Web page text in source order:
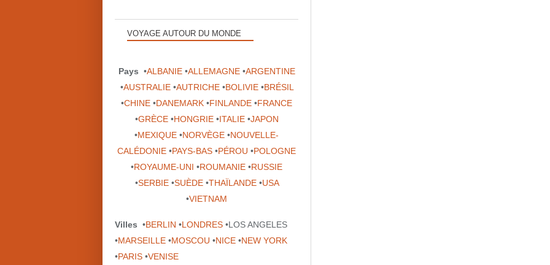
VOYAGE AUTOUR DU MONDE
Pays •ALBANIE•ALLEMAGNE•ARGENTINE
•AUSTRALIE•AUTRICHE•BOLIVIE•BRÉSIL
•CHINE •DANEMARK •FINLANDE •FRANCE
•GRÈCE•HONGRIE•ITALIE•JAPON
•MEXIQUE •NORVÈGE •NOUVELLE-
CALÉDONIE •PAYS-BAS •PÉROU •POLOGNE
•ROYAUME-UNI •ROUMANIE •RUSSIE
•SERBIE•SUÈDE•THAÏLANDE•USA
•VIETNAM
Villes •BERLIN •LONDRES •LOS ANGELES
•MARSEILLE •MOSCOU •NICE •NEW YORK
•PARIS •VENISE